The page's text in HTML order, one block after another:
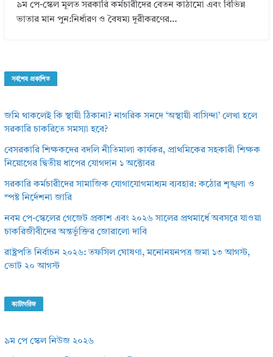
৯ম পে-স্কেল মূলত সরকারি কর্মচারীদের বেতন কাঠামো এবং বিভিন্ন
ভাতার মান পুন:নির্ধারণ ও বৈষম্য দূরীকরণের…
সর্বশেষ প্রকাশিত
জমি থাকলেই কি স্থায়ী ঠিকানা? নাগরিক সনদে ‘অস্থায়ী বাসিন্দা’ লেখা হলে
সরকারি চাকরিতে সমস্যা হবে?
বেসরকারি শিক্ষকদের বদলি নীতিমালা কার্যকর, প্রাথমিকের সহকারী শিক্ষক
নিয়োগের দ্বিতীয় ধাপের যোগদান ১ অক্টোবর
সরকারি কর্মচারীদের সামাজিক যোগাযোগমাধ্যম ব্যবহার: কঠোর শৃঙ্খলা ও
স্পষ্ট নির্দেশনা জারি
নবম পে-স্কেলের গেজেট প্রকাশ এবং ২০২৬ সালের প্রথমার্ধে অবসরে যাওয়া
চাকরিজীবীদের অন্তর্ভুক্তির জোরালো দাবি
রাষ্ট্রপতি নির্বাচন ২০২৬: তফসিল ঘোষণা, মনোনয়নপত্র জমা ১৩ আগস্ট,
ভোট ২০ আগস্ট
ক্যাটাগরিজ
৯ম পে স্কেল নিউজ ২০২৬